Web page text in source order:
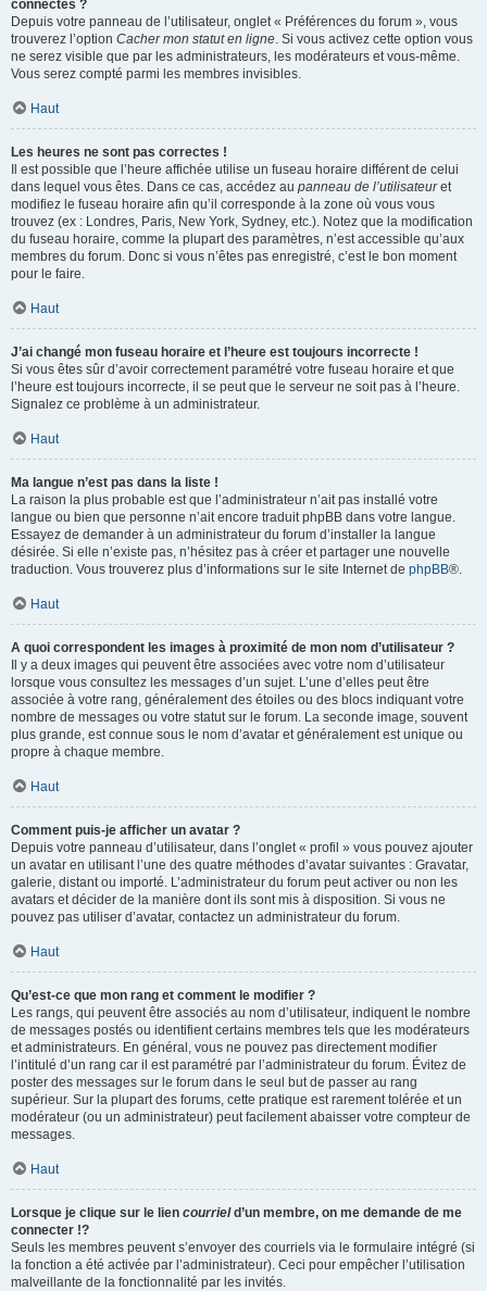
connectés ?
Depuis votre panneau de l’utilisateur, onglet « Préférences du forum », vous
trouverez l’option Cacher mon statut en ligne. Si vous activez cette option vous
ne serez visible que par les administrateurs, les modérateurs et vous-même.
Vous serez compté parmi les membres invisibles.
Haut
Les heures ne sont pas correctes !
Il est possible que l’heure affichée utilise un fuseau horaire différent de celui
dans lequel vous êtes. Dans ce cas, accédez au panneau de l’utilisateuret
modifiez le fuseau horaire afin qu’il corresponde à la zone où vous vous
trouvez (ex : Londres, Paris, New York, Sydney, etc.). Notez que la modification
du fuseau horaire, comme la plupart des paramètres, n’est accessible qu’aux
membres du forum. Donc si vous n’êtes pas enregistré, c’est le bon moment
pour le faire.
Haut
J’ai changé mon fuseau horaire et l’heure est toujours incorrecte !
Si vous êtes sûr d’avoir correctement paramétré votre fuseau horaire et que
l’heure est toujours incorrecte, il se peut que le serveur ne soit pas à l’heure.
Signalez ce problème à un administrateur.
Haut
Ma langue n’est pas dans la liste !
La raison la plus probable est que l’administrateur n’ait pas installé votre
langue ou bien que personne n’ait encore traduit phpBB dans votre langue.
Essayez de demander à un administrateur du forum d’installer la langue
désirée. Si elle n’existe pas, n’hésitez pas à créer et partager une nouvelle
traduction. Vous trouverez plus d’informations sur le site Internet de phpBB®.
Haut
A quoi correspondent les images à proximité de mon nom d’utilisateur ?
Il y a deux images qui peuvent être associées avec votre nom d’utilisateur
lorsque vous consultez les messages d’un sujet. L’une d’elles peut être
associée à votre rang, généralement des étoiles ou des blocs indiquant votre
nombre de messages ou votre statut sur le forum. La seconde image, souvent
plus grande, est connue sous le nom d’avatar et généralement est unique ou
propre à chaque membre.
Haut
Comment puis-je afficher un avatar ?
Depuis votre panneau d’utilisateur, dans l’onglet « profil » vous pouvez ajouter
un avatar en utilisant l’une des quatre méthodes d’avatar suivantes : Gravatar,
galerie, distant ou importé. L’administrateur du forum peut activer ou non les
avatars et décider de la manière dont ils sont mis à disposition. Si vous ne
pouvez pas utiliser d’avatar, contactez un administrateur du forum.
Haut
Qu’est-ce que mon rang et comment le modifier ?
Les rangs, qui peuvent être associés au nom d’utilisateur, indiquent le nombre
de messages postés ou identifient certains membres tels que les modérateurs
et administrateurs. En général, vous ne pouvez pas directement modifier
l’intitulé d’un rang car il est paramétré par l’administrateur du forum. Évitez de
poster des messages sur le forum dans le seul but de passer au rang
supérieur. Sur la plupart des forums, cette pratique est rarement tolérée et un
modérateur (ou un administrateur) peut facilement abaisser votre compteur de
messages.
Haut
Lorsque je clique sur le lien courrield’un membre, on me demande de me
connecter !?
Seuls les membres peuvent s’envoyer des courriels via le formulaire intégré (si
la fonction a été activée par l’administrateur). Ceci pour empêcher l’utilisation
malveillante de la fonctionnalité par les invités.